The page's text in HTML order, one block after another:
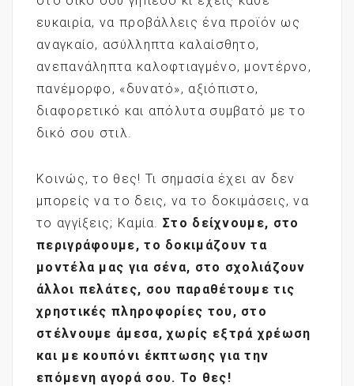
ευκαιρία, να προβάλλεις ένα προϊόν ως
αναγκαίο, ασύλληπτα καλαίσθητο,
ανεπανάληπτα καλοφτιαγμένο, μοντέρνο,
πανέμορφο, «δυνατό», αξιόπιστο,
διαφορετικό και απόλυτα συμβατό με το
δικό σου στιλ.
Κοινώς, το θες! Τι σημασία έχει αν δεν
μπορείς να το δεις, να το δοκιμάσεις, να
το αγγίξεις; Καμία.Στο δείχνουμε, στο
περιγράφουμε, το δοκιμάζουν τα
μοντέλα μας για σένα, στο σχολιάζουν
άλλοι πελάτες, σου παραθέτουμε τις
χρηστικές πληροφορίες του, στο
στέλνουμε άμεσα, χωρίς εξτρά χρέωση
και με κουπόνι έκπτωσης για την
επόμενη αγορά σου. Το θες!